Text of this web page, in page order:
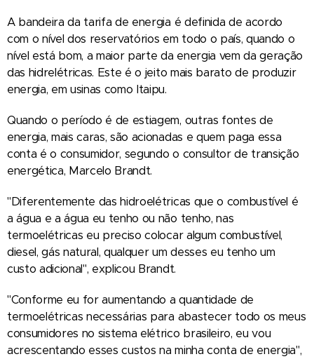
A bandeira da tarifa de energia é definida de acordo
com o nível dos reservatórios em todo o país, quando o
nível está bom, a maior parte da energia vem da geração
das hidrelétricas. Este é o jeito mais barato de produzir
energia, em usinas como Itaipu.
Quando o período é de estiagem, outras fontes de
energia, mais caras, são acionadas e quem paga essa
conta é o consumidor, segundo o consultor de transição
energética, Marcelo Brandt.
"Diferentemente das hidroelétricas que o combustível é
a água e a água eu tenho ou não tenho, nas
termoelétricas eu preciso colocar algum combustível,
diesel, gás natural, qualquer um desses eu tenho um
custo adicional", explicou Brandt.
"Conforme eu for aumentando a quantidade de
termoelétricas necessárias para abastecer todo os meus
consumidores no sistema elétrico brasileiro, eu vou
acrescentando esses custos na minha conta de energia",